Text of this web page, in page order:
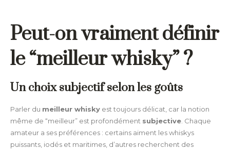
Peut-on vraiment définir
le “meilleur whisky” ?
Un choix subjectif selon les goûts
Parler du meilleur whisky est toujours délicat, car la notion
même de “meilleur” est profondément subjective . Chaque
amateur a ses préférences : certains aiment les whiskys
puissants, iodés et maritimes, d’autres recherchent des